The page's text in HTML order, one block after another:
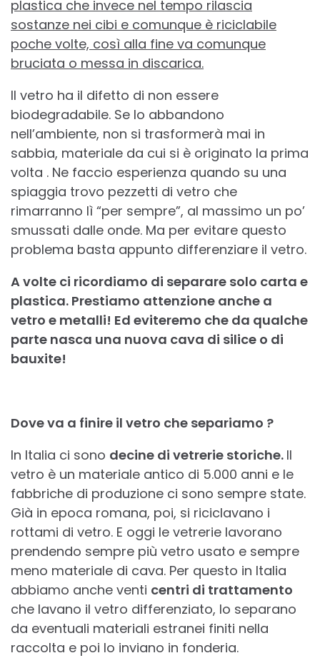
plastica che invece nel tempo rilascia
sostanze nei cibi e comunque è riciclabile
poche volte, così alla fine va comunque
bruciata o messa in discarica.
Il vetro ha il difetto di non essere
biodegradabile. Se lo abbandono
nell’ambiente, non si trasformerà mai in
sabbia, materiale da cui si è originato la prima
volta . Ne faccio esperienza quando su una
spiaggia trovo pezzetti di vetro che
rimarranno lì “per sempre”, al massimo un po’
smussati dalle onde. Ma per evitare questo
problema basta appunto differenziare il vetro.
A volte ci ricordiamo di separare solo carta e
plastica. Prestiamo attenzione anche a
vetro e metalli! Ed eviteremo che da qualche
parte nasca una nuova cava di silice o di
bauxite!
Dove va a finire il vetro che separiamo ?
In Italia ci sono decine di vetrerie storiche. Il
vetro è un materiale antico di 5.000 anni e le
fabbriche di produzione ci sono sempre state.
Già in epoca romana, poi, si riciclavano i
rottami di vetro. E oggi le vetrerie lavorano
prendendo sempre più vetro usato e sempre
meno materiale di cava. Per questo in Italia
abbiamo anche venti centri di trattamento
che lavano il vetro differenziato, lo separano
da eventuali materiali estranei finiti nella
raccolta e poi lo inviano in fonderia.